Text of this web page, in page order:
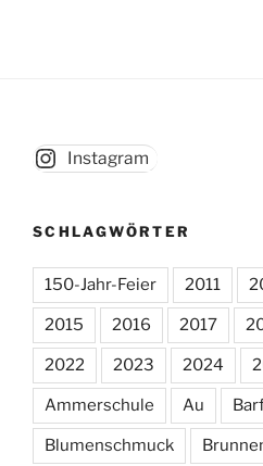
Instagram
SCHLAGWÖRTER
150-Jahr-Feier 2011
2015 2016 2017
2022 2023 2024
Ammerschule Au
Blumenschmuck